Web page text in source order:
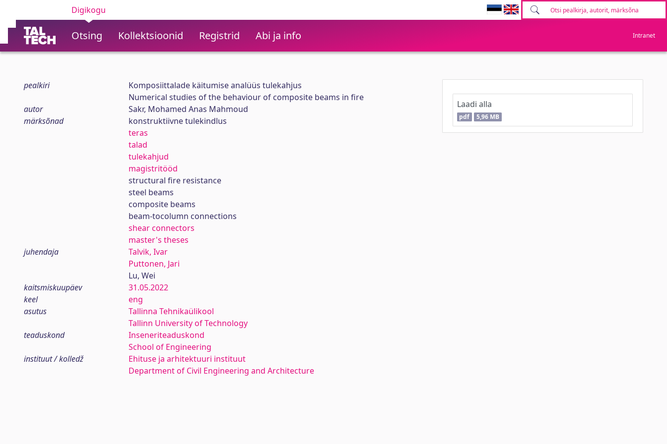
Digikogu
Otsing Kollektsioonid Registrid Abi ja info Intranet
pealkiri
Komposiittalade käitumise analüüs tulekahjus
Numerical studies of the behaviour of composite beams in fire
autor
Sakr, Mohamed Anas Mahmoud
märksõnad
konstruktiivne tulekindlus
teras
talad
tulekahjud
magistritööd
structural fire resistance
steel beams
composite beams
beam-tocolumn connections
shear connectors
master's theses
juhendaja
Talvik, Ivar
Puttonen, Jari
Lu, Wei
kaitsmiskuupäev
31.05.2022
keel
eng
asutus
Tallinna Tehnikaülikool
Tallinn University of Technology
teaduskond
Inseneriteaduskond
School of Engineering
instituut / kolledž
Ehituse ja arhitektuuri instituut
Department of Civil Engineering and Architecture
Laadi alla
pdf 5,96 MB